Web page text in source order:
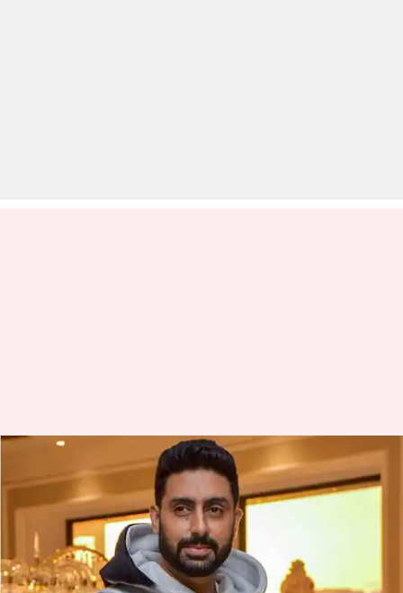
अभिषेक बच्चन ने भी दी कोरोना
वायरस को मात, रिपोर्ट आई नेगेटिव
भावना साहनी Aug 08, 2020 03:52 pm
क्या है खबर?